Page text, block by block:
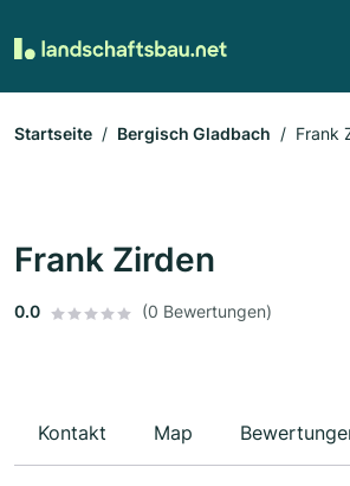
Startseite Bergisch Gladbach Frank
Frank Zirden
0.0 (0 Bewertungen)
Kontakt Map